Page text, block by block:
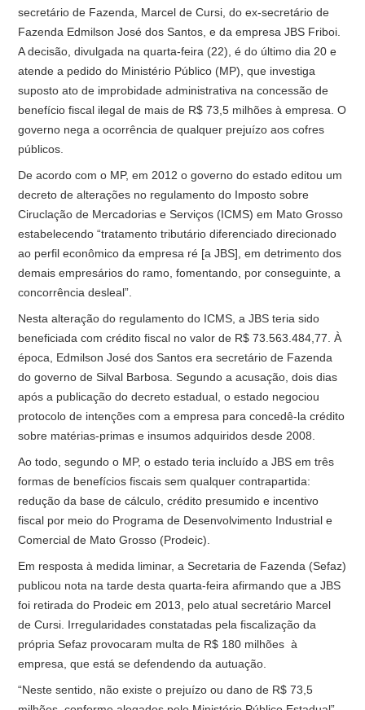
secretário de Fazenda, Marcel de Cursi, do ex-secretário de
Fazenda Edmilson José dos Santos, e da empresa JBS Friboi.
A decisão, divulgada na quarta-feira (22), é do último dia 20 e
atende a pedido do Ministério Público (MP), que investiga
suposto ato de improbidade administrativa na concessão de
benefício fiscal ilegal de mais de R$ 73,5 milhões à empresa. O
governo nega a ocorrência de qualquer prejuízo aos cofres
públicos.
De acordo com o MP, em 2012 o governo do estado editou um
decreto de alterações no regulamento do Imposto sobre
Ciruclação de Mercadorias e Serviços (ICMS) em Mato Grosso
estabelecendo “tratamento tributário diferenciado direcionado
ao perfil econômico da empresa ré [a JBS], em detrimento dos
demais empresários do ramo, fomentando, por conseguinte, a
concorrência desleal”.
Nesta alteração do regulamento do ICMS, a JBS teria sido
beneficiada com crédito fiscal no valor de R$ 73.563.484,77. À
época, Edmilson José dos Santos era secretário de Fazenda
do governo de Silval Barbosa. Segundo a acusação, dois dias
após a publicação do decreto estadual, o estado negociou
protocolo de intenções com a empresa para concedê-la crédito
sobre matérias-primas e insumos adquiridos desde 2008.
Ao todo, segundo o MP, o estado teria incluído a JBS em três
formas de benefícios fiscais sem qualquer contrapartida:
redução da base de cálculo, crédito presumido e incentivo
fiscal por meio do Programa de Desenvolvimento Industrial e
Comercial de Mato Grosso (Prodeic).
Em resposta à medida liminar, a Secretaria de Fazenda (Sefaz)
publicou nota na tarde desta quarta-feira afirmando que a JBS
foi retirada do Prodeic em 2013, pelo atual secretário Marcel
de Cursi. Irregularidades constatadas pela fiscalização da
própria Sefaz provocaram multa de R$ 180 milhões à
empresa, que está se defendendo da autuação.
“Neste sentido, não existe o prejuízo ou dano de R$ 73,5